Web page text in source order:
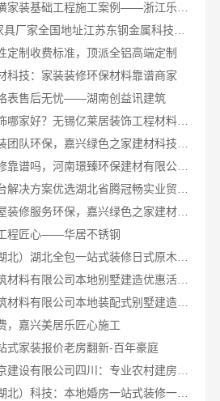
定制收费标准，顶派全铝高端定制
科技：家装装修环保材料靠谱商家
表售后无忧——湖南创益讯建筑
无锡住宅装饰哪家好？无锡亿莱居装饰工程材料有限公司一站式全包服务
新郑住宅装修靠谱吗，河南璟臻环保建材有限公司标准化施工
本地知名房屋装修服务环保，嘉兴绿色之家建材科技绿色首选
程匠心——华居不锈钢
重庆御墅建筑材料有限公司本地别墅建造优惠活动抗震防风
重庆御墅建筑材料有限公司本地装配式别墅建造零增项
，嘉兴美居乐匠心施工
式家装报价老房翻新-百年豪庭
同城快装（湖北）科技：本地婚房一站式装修一口价工期保障